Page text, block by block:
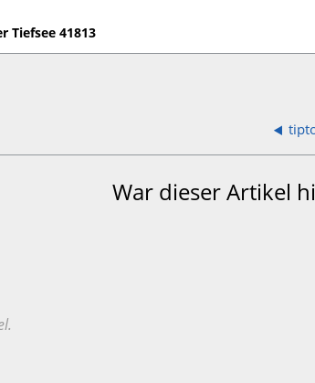
Tiefsee 41813
War dieser Artikel